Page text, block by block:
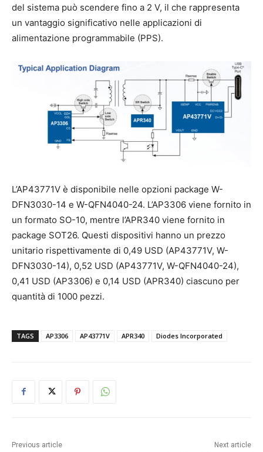
del sistema può scendere fino a 2 V, il che rappresenta
un vantaggio significativo nelle applicazioni di
alimentazione programmabile (PPS).
L’AP43771V è disponibile nelle opzioni package W-
DFN3030-14 e W-QFN4040-24. L’AP3306 viene fornito in
un formato SO-10, mentre l’APR340 viene fornito in
package SOT26. Questi dispositivi hanno un prezzo
unitario rispettivamente di 0,49 USD (AP43771V, W-
DFN3030-14), 0,52 USD (AP43771V, W-QFN4040-24),
0,41 USD (AP3306) e 0,14 USD (APR340) ciascuno per
quantità di 1000 pezzi.
TAGS AP3306 AP43771V APR340 Diodes Incorporated
Previous article Next article